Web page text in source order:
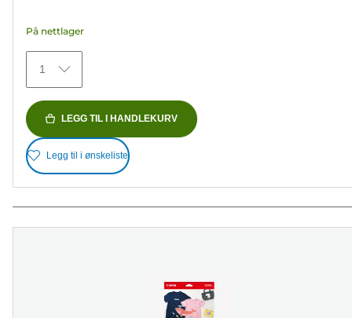
152
omtaler
På nettlager
1
LEGG TIL I HANDLEKURV
Legg til i ønskeliste